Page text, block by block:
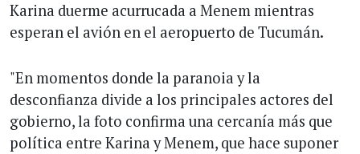
Karina duerme acurrucada a Menem mientras
esperan el avión en el aeropuerto de Tucumán.
"En momentos donde la paranoia y la
desconfianza divide a los principales actores del
gobierno, la foto confirma una cercanía más que
política entre Karina y Menem, que hace suponer